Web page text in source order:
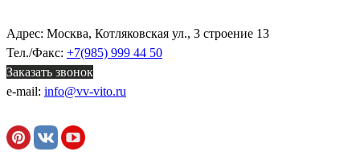
Адрес: Москва, Котляковская ул., 3 строение 13
Тел./Факс: +7(985) 999 44 50
Заказать звонок
e-mail: info@vv-vito.ru